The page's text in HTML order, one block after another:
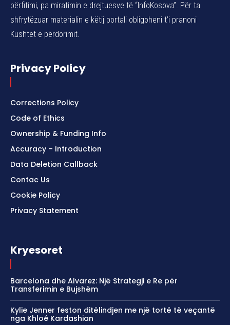
përfitimi, pa miratimin e drejtuesve të “InfoKosova”. Për ta
shfrytëzuar materialin e këtij portali obligoheni t’i pranoni
Kushtet e përdorimit.
Privacy Policy
Corrections Policy
Code of Ethics
Ownership & Funding Info
Accuracy – Introduction
Data Deletion Callback
Contac Us
Cookie Policy
Privacy Statement
Kryesoret
Barcelona dhe Alvarez: Një Strategji e Re për
Transferimin e Bujshëm
Kylie Jenner feston ditëlindjen me një tortë të veçantë
nga Khloé Kardashian